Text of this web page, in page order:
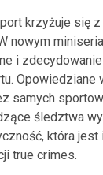
krzyżuje się z
nowym
i
Opowiedziane
samych
śledztwa
która jest
true crimes.